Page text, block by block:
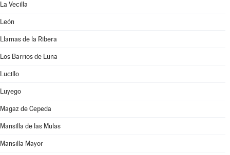
La Vecilla
León
Llamas de la Ribera
Los Barrios de Luna
Lucillo
Luyego
Magaz de Cepeda
Mansilla de las Mulas
Mansilla Mayor